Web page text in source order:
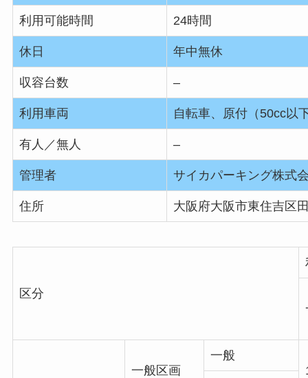
利用可能時間 24時間
休日 年中無休
収容台数 –
利用車両 自転車、原付（50cc以
有人／無人 –
管理者 サイカパーキング株式
住所 大阪府大阪市東住吉区
区分
一般区画
一般